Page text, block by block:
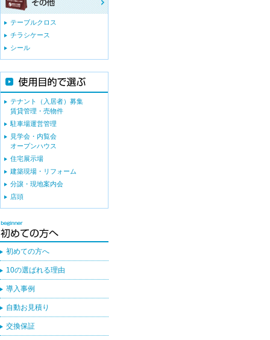
テーブルクロス
チラシケース
シール
テナント（入居者）募集
賃貸管理・売物件
駐車場運営管理
見学会・内覧会
オープンハウス
住宅展示場
建築現場・リフォーム
分譲・現地案内会
店頭
初めての方へ
10の選ばれる理由
導入事例
自動お見積り
交換保証